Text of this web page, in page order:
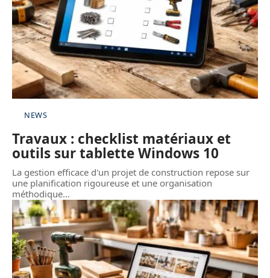
NEWS
Travaux : checklist matériaux et
outils sur tablette Windows 10
La gestion efficace d'un projet de construction repose sur
une planification rigoureuse et une organisation
méthodique…